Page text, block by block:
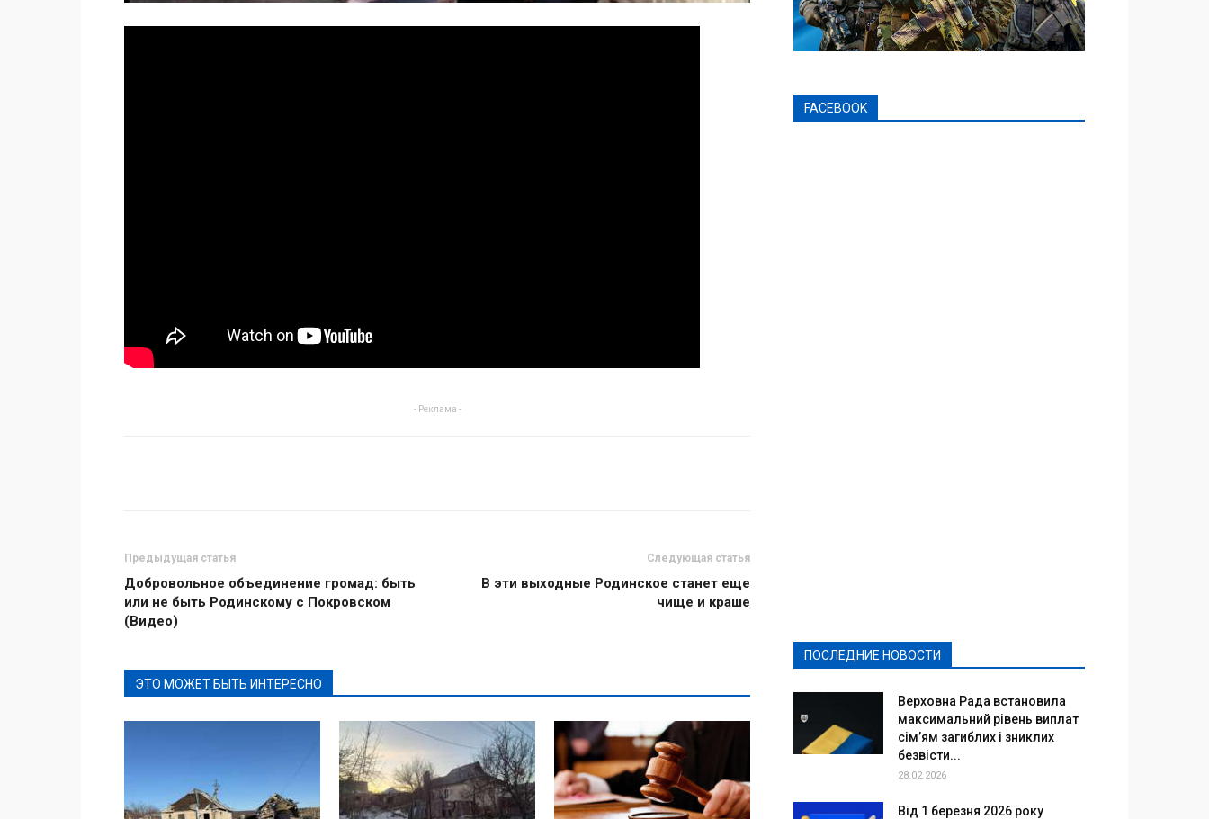
- Реклама -
Предыдущая статья
Добровольное объединение громад: быть
или не быть Родинскому с Покровском
(Видео)
Следующая статья
В эти выходные Родинское станет еще
чище и краше
ЭТО МОЖЕТ БЫТЬ ИНТЕРЕСНО
FACEBOOK
ПОСЛЕДНИЕ НОВОСТИ
Верховна Рада встановила
максимальний рівень виплат
сім’ям загиблих і зниклих
безвісти...
28.02.2026
Від 1 березня 2026 року